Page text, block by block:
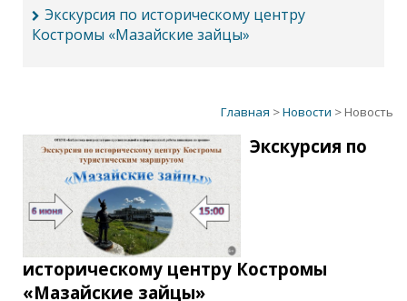
Экскурсия по историческому центру
Костромы «Мазайские зайцы»
Главная >Новости > Новость
Экскурсия по
историческому центру Костромы
«Мазайские зайцы»